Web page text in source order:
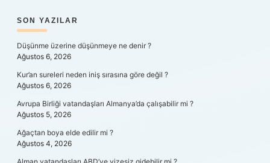
SIDEBAR
SON YAZILAR
Düşünme üzerine düşünmeye ne denir ?
Ağustos 6, 2026
Kur’an sureleri neden iniş sırasına göre değil ?
Ağustos 6, 2026
Avrupa Birliği vatandaşları Almanya’da çalışabilir mi ?
Ağustos 5, 2026
Ağaçtan boya elde edilir mi ?
Ağustos 4, 2026